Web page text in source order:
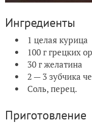
Ингредиенты
1 целая курица
100 г грецких
30 г желатина
2 — 3 зубчика
Соль, перец.
Приготовление